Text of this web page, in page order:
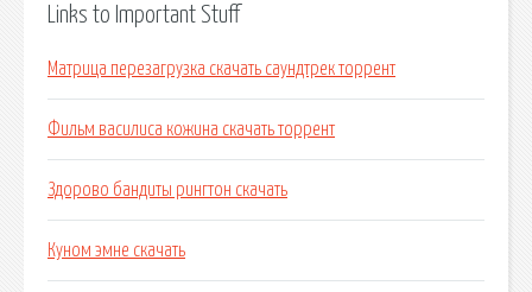
Links to Important Stuff
Матрица перезагрузка скачать саундтрек торрент
Фильм василиса кожина скачать торрент
Здорово бандиты рингтон скачать
Куном эмне скачать